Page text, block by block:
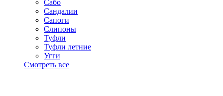
Сабо
Сандалии
Сапоги
Слипоны
Туфли
Туфли летние
Угги
Смотреть все